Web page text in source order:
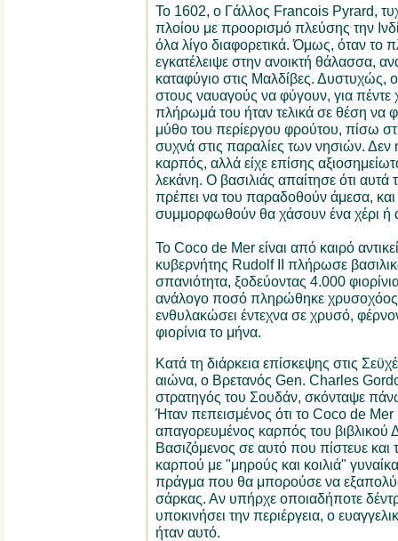
Το 1602, ο Γάλλος Francois Pyrard,
πλοίου με προορισμό πλεύσης την
όλα λίγο διαφορετικά. Όμως, όταν το
εγκατέλειψε στην ανοικτή θάλασσα,
καταφύγιο στις Μαλδίβες. Δυστυχώς, ο
στους ναυαγούς να φύγουν, για πέντε
πλήρωμά του ήταν τελικά σε θέση να
μύθο του περίεργου φρούτου, πίσω
συχνά στις παραλίες των νησιών. Δεν
καρπός, αλλά είχε επίσης
λεκάνη. Ο βασιλιάς απαίτησε ότι αυτά
πρέπει να του παραδοθούν άμεσα, και
συμμορφωθούν θα χάσουν ένα χέρι ή
Το Coco de Mer είναι από καιρό
κυβερνήτης Rudolf II πλήρωσε
σπανιότητα, ξοδεύοντας 4.000
ανάλογο ποσό πληρώθηκε χρυσοχόος
ενθυλακώσει έντεχνα σε χρυσό,
φιορίνια το μήνα.
Κατά τη διάρκεια επίσκεψης στις
αιώνα, ο Βρετανός Gen. Charles
στρατηγός του Σουδάν, σκόνταψε
Ήταν πεπεισμένος ότι το Coco de
απαγορευμένος καρπός του βιβλικού
Βασιζόμενος σε αυτό που πίστευε και
καρπού με "μηρούς και κοιλιά"
πράγμα που θα μπορούσε να
σάρκας. Αν υπήρχε οποιαδήποτε
υποκινήσει την περιέργεια, ο
ήταν αυτό.